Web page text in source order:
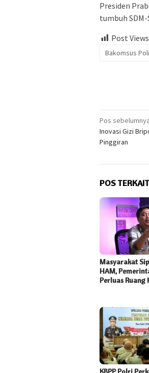
Presiden
tumbuh
Post
Bakomsus
Navigasi
pos
Pos sebelumnya
Inovasi Gizi
Pinggiran
POS TERKAIT
Masyarakat
HAM,
Perluas Ruang